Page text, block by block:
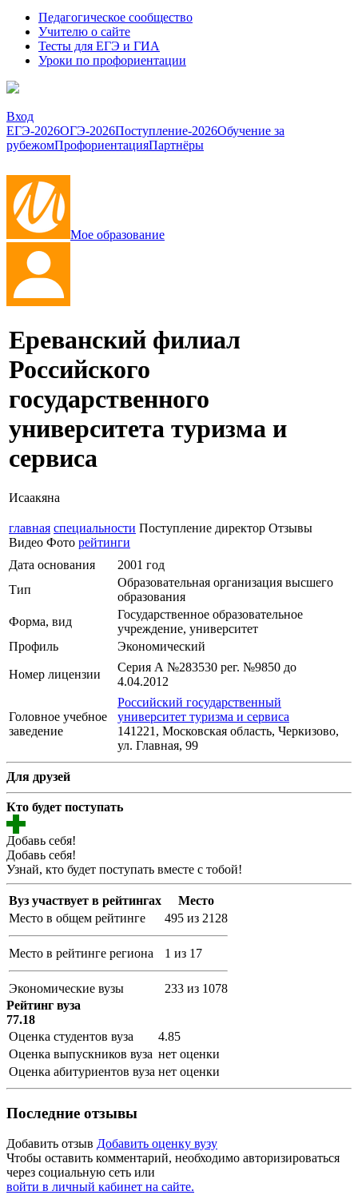
Педагогическое сообщество
Учителю о сайте
Тесты для ЕГЭ и ГИА
Уроки по профориентации
Вход
ЕГЭ-2026ОГЭ-2026Поступление-2026Обучение за
рубежомПрофориентацияПартнёры
Мое образование
Ереванский филиал
Российского
государственного
университета туризма и
сервиса
Исаакяна
главная специальности Поступление директор Отзывы
Видео Фото рейтинги
Дата основания
2001 год
Тип
Образовательная организация высшего
образования
Форма, вид
Государственное образовательное
учреждение, университет
Профиль
Экономический
Номер лицензии
Серия А №283530 рег. №9850 до
4.04.2012
Головное учебное
заведение
Российский государственный
университет туризма и сервиса
141221, Московская область, Черкизово,
ул. Главная, 99
Для друзей
Кто будет поступать
Добавь себя!
Добавь себя!
Узнай, кто будет поступать вместе с тобой!
Вуз участвует в рейтингах
Место
Место в общем рейтинге
495 из 2128
Место в рейтинге региона 1 из 17
Экономические вузы
233 из 1078
Рейтинг вуза
77.18
Оценка студентов вуза
4.85
Оценка выпускников вуза нет оценки
Оценка абитуриентов вуза нет оценки
Последние отзывы
Добавить отзыв Добавить оценку вузу
Чтобы оставить комментарий, необходимо авторизироваться
через социальную сеть или
войти в личный кабинет на сайте.